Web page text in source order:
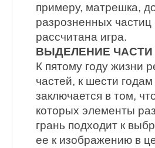
примеру, матрешка,
разрозненных
рассчитана игра.
ВЫДЕЛЕНИЕ ЧАСТИ
К пятому году жизни
частей, к шести
заключается в том,
которых элементы
грань подходит к
ее к изображению в